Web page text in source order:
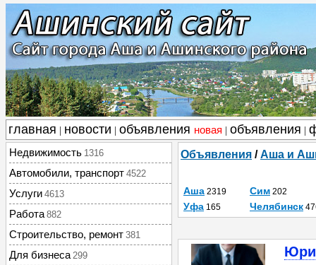
главная новости объявления новая объявления
Недвижимость 1316
Автомобили, транспорт 4522
Услуги 4613
Работа 882
Строительство, ремонт 381
Для бизнеса 299
Объявления /Аша и
Аша 2319 Сим 202
Уфа 165 Челябинск